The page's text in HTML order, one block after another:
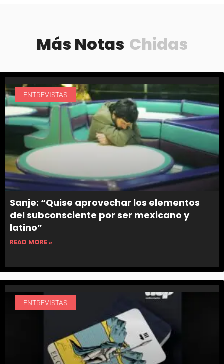
Más Notas Chidas
ENTREVISTAS
Sanje: “Quise aprovechar los elementos
del subconsciente por ser mexicano y
latino”
READ MORE »
ENTREVISTAS